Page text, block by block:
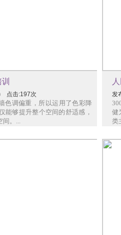
点击:197次
调偏重，所以运用了色彩降
能够提升整个空间的舒适感，
。...
发
健
类